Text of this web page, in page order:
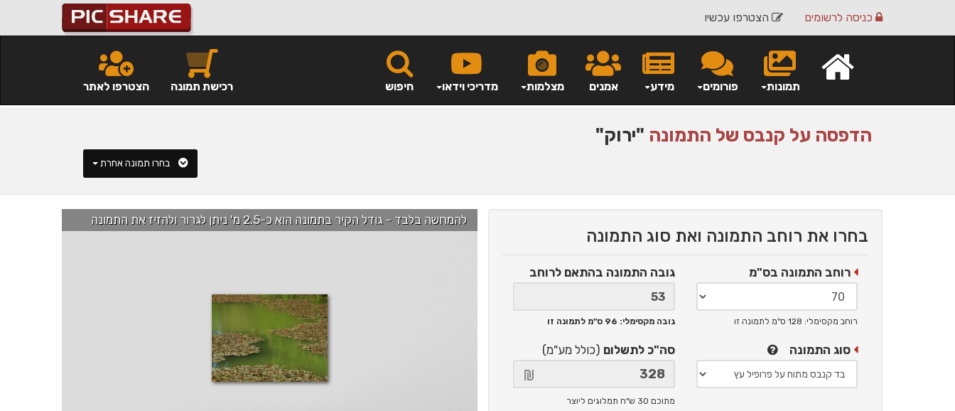
הצטרפו עכשיו כניסה לרשומים
חיפוש מדריכי וידאו מצלמות אמנים מידע פורומים תמונות הצטרפו לאתר רכישת תמונה
הדפסה על קנבס של התמונה "ירוק"
להמחשה בלבד - גודל הקיר בתמונה הוא כ-2.5 מ' ניתן לגרור ולהזיז את התמונה
בחרו את רוחב התמונה ואת סוג התמונה
רוחב התמונה בס"מ
רוחב מקסימלי: 128 ס"מ לתמונה זו
גובה התמונה בהתאם לרוחב
גובה מקסימלי: 96 ס"מ לתמונה זו
סוג התמונה סה"כ לתשלום (כולל מע"מ)
מתוכם 30 ש"ח תמלוגים ליוצר